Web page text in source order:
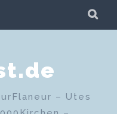
– Utes